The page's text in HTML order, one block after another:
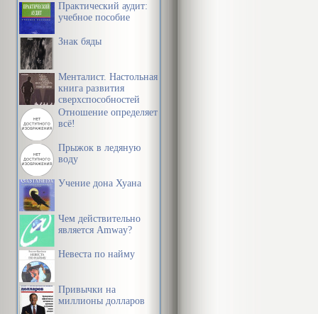
Практический аудит:
учебное пособие
Знак бяды
Менталист. Настольная
книга развития
сверхспособностей
сознания
Отношение определяет
всё!
Прыжок в ледяную
воду
Учение дона Хуана
Чем действительно
является Amway?
Невеста по найму
Привычки на
миллионы долларов